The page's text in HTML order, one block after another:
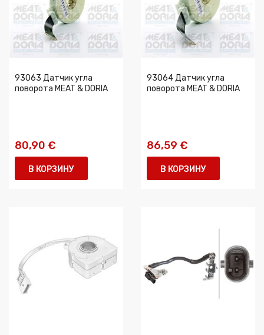
93063 Датчик угла
поворота MEAT & DORIA
80,90 €
В КОРЗИНУ
93064 Датчик угла
поворота MEAT & DORIA
86,59 €
В КОРЗИНУ